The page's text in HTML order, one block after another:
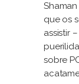
que os
assistir
sobre